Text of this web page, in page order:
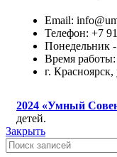
Email:
Телефон: +7
Понедельник
Время
г.
2024 «Умный
детей.
Закрыть